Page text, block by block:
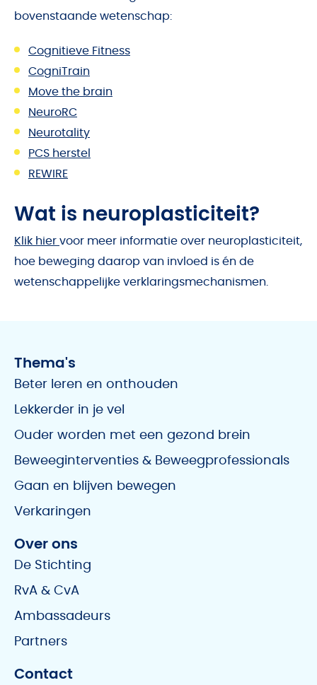
bovenstaande wetenschap:
Cognitieve Fitness
CogniTrain
Move the brain
NeuroRC
Neurotality
PCS herstel
REWIRE
Wat is neuroplasticiteit?
Klik hier voor meer informatie over neuroplasticiteit,
hoe beweging daarop van invloed is én de
wetenschappelijke verklaringsmechanismen.
Thema's
Beter leren en onthouden
Lekkerder in je vel
Ouder worden met een gezond brein
Beweeginterventies & Beweegprofessionals
Gaan en blijven bewegen
Verkaringen
Over ons
De Stichting
RvA & CvA
Ambassadeurs
Partners
Contact